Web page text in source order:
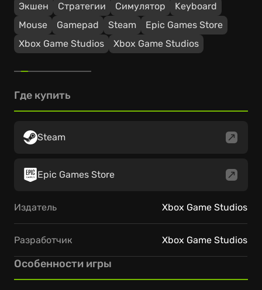
Экшен Стратегии Симулятор
Keyboard
Mouse
Gamepad Steam
Epic Games Store
Xbox Game Studios
Xbox Game Studios
Где купить
Steam
Epic Games Store
Издатель Xbox Game Studios
Разработчик Xbox Game Studios
Особенности игры